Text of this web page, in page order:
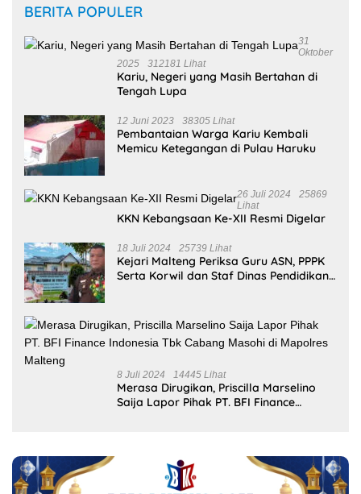
BERITA POPULER
31
Oktober
2025
312181 Lihat
Kariu, Negeri yang Masih Bertahan di
Tengah Lupa
12 Juni 2023 38305 Lihat
Pembantaian Warga Kariu Kembali
Memicu Ketegangan di Pulau Haruku
26 Juli 2024
25869
Lihat
KKN Kebangsaan Ke-XII Resmi Digelar
18 Juli 2024 25739 Lihat
Kejari Malteng Periksa Guru ASN, PPPK
Serta Korwil dan Staf Dinas Pendidikan
8 Juli 2024 14445 Lihat
Merasa Dirugikan, Priscilla Marselino
Saija Lapor Pihak PT. BFI Finance